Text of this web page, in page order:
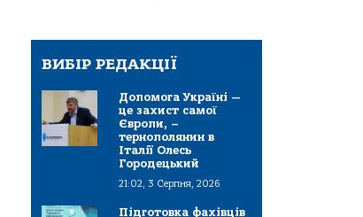
ВИБІР РЕДАКЦІЇ
Допомога Україні —
це захист самої
Європи, –
тернополянин в
Італії Олесь
Городецький
21:02, 3 Серпня, 2026
Підготовка фахівців